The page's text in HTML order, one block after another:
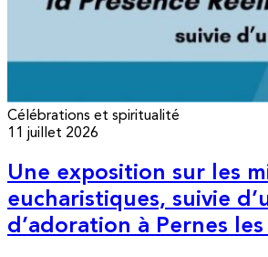
Célébrations et spiritualité
11 juillet 2026
Une exposition sur les
eucharistiques, suivie
d’adoration à Pernes